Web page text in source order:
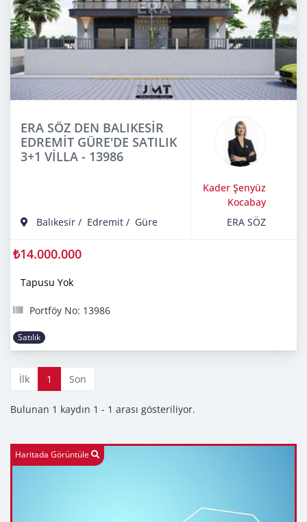
ERA SÖZ DEN BALIKESİR
EDREMİT GÜRE'DE SATILIK
3+1 VİLLA - 13986
Balıkesir / Edremit / Güre
Kader Şenyüz
Kocabay
ERA SÖZ
₺14.000.000
Tapusu Yok
Portföy No: 13986
Satılık
İlk 1 Son
Bulunan 1 kaydın 1 - 1 arası gösteriliyor.
Haritada Görüntüle